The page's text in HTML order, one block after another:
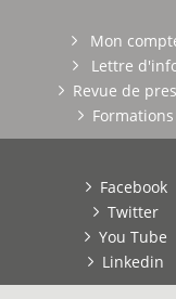
Mon
Lettre
Revue de
Formations
Facebook
Twitter
You Tube
Linkedin